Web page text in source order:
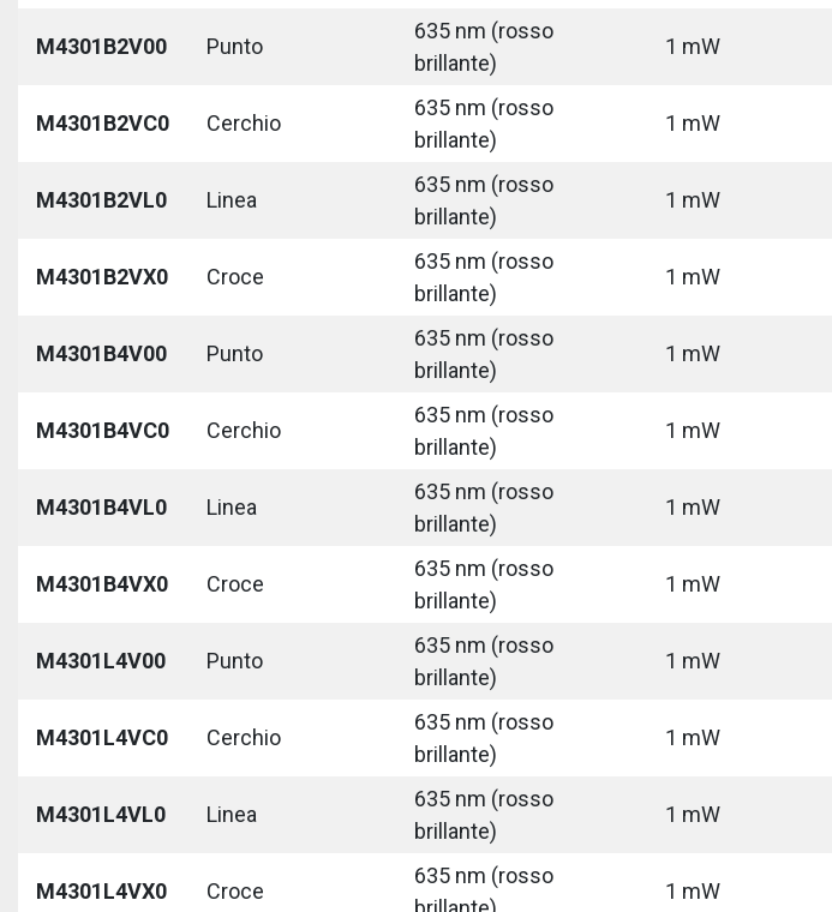
M4301B2V00 Punto
635 nm (rosso
brillante)
1 mW
M4301B2VC0 Cerchio
635 nm (rosso
brillante)
1 mW
M4301B2VL0 Linea
635 nm (rosso
brillante)
1 mW
M4301B2VX0 Croce
635 nm (rosso
brillante)
1 mW
M4301B4V00 Punto
635 nm (rosso
brillante)
1 mW
M4301B4VC0 Cerchio
635 nm (rosso
brillante)
1 mW
M4301B4VL0 Linea
635 nm (rosso
brillante)
1 mW
M4301B4VX0 Croce
635 nm (rosso
brillante)
1 mW
M4301L4V00 Punto
635 nm (rosso
brillante)
1 mW
M4301L4VC0 Cerchio
635 nm (rosso
brillante)
1 mW
M4301L4VL0 Linea
635 nm (rosso
brillante)
1 mW
M4301L4VX0 Croce
635 nm (rosso
1 mW